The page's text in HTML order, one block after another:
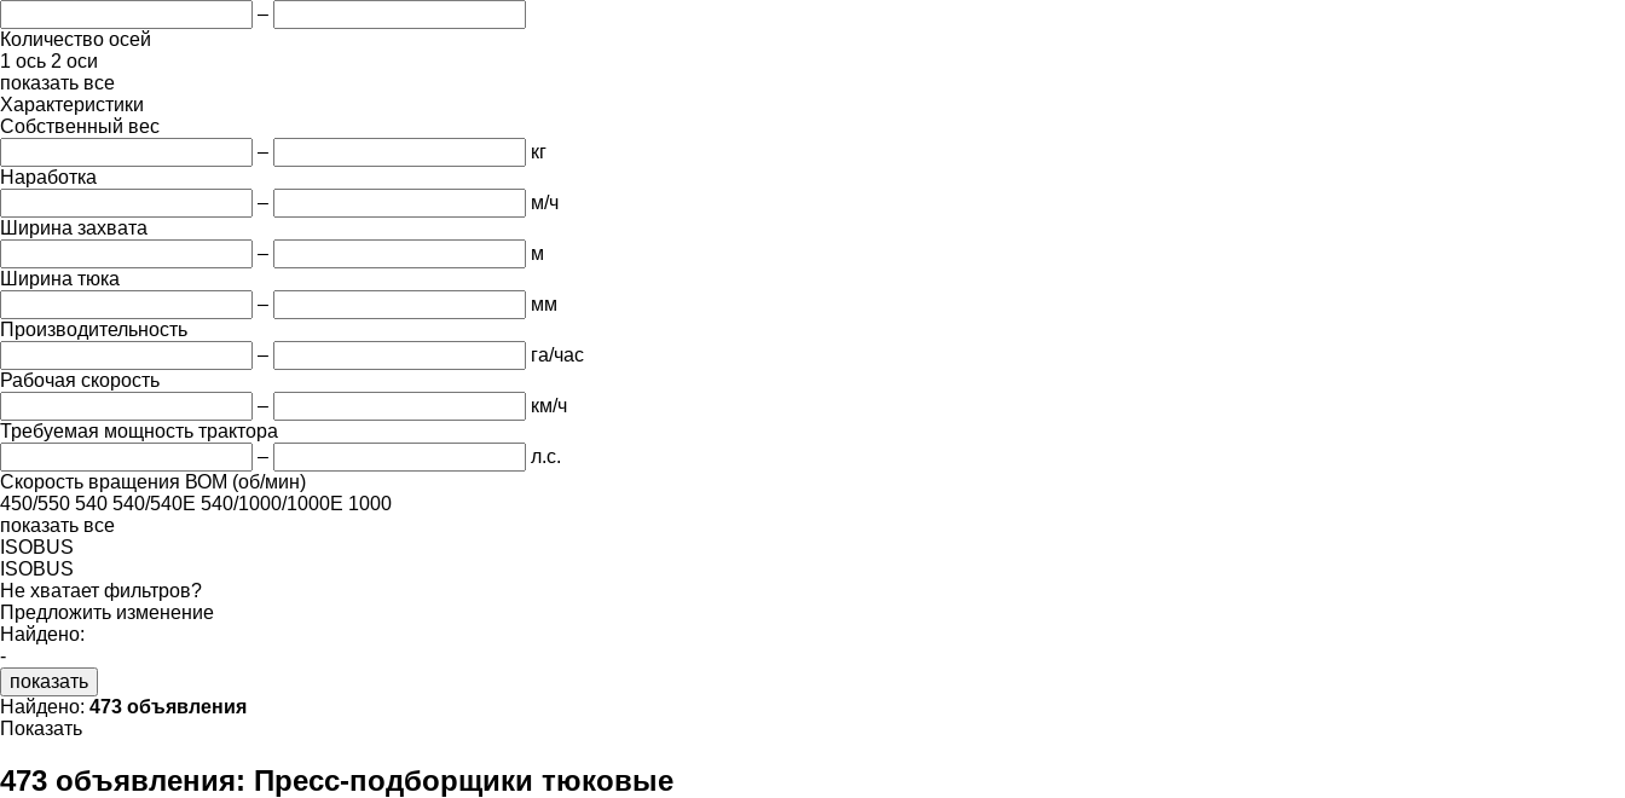
–
Количество осей
1 ось 2 оси
показать все
Характеристики
Собственный вес
–
кг
Наработка
–
м/ч
Ширина захвата
–
м
Ширина тюка
–
мм
Производительность
–
га/час
Рабочая скорость
–
км/ч
Требуемая мощность трактора
–
л.с.
Скорость вращения ВОМ (об/мин)
450/550 540 540/540E 540/1000/1000E 1000
показать все
ISOBUS
ISOBUS
Не хватает фильтров?
Предложить изменение
Найдено:
-
показать
Найдено: 473 объявления
Показать
473 объявления: Пресс-подборщики тюковые